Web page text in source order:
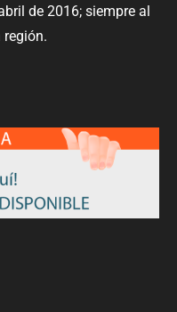
de 2016; siempre al
región.